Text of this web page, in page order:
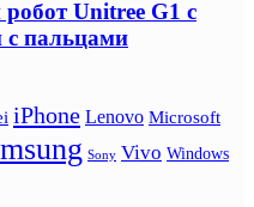
Unitree G1 с
с пальцами
iPhone Lenovo Microsoft
Sony Vivo Windows